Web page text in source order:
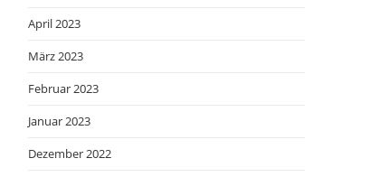
April 2023
März 2023
Februar 2023
Januar 2023
Dezember 2022